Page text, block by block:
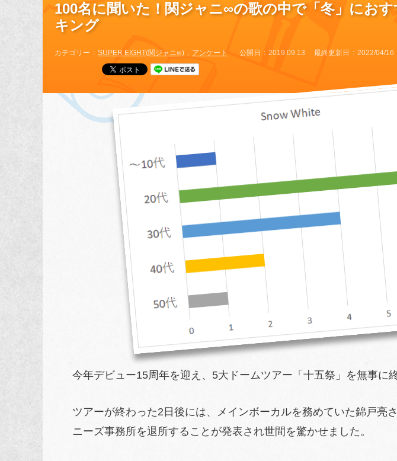
100名に聞いた！関ジャニ∞の歌の中で「冬」にお
キング
カテゴリー SUPER EIGHT(関ジャニ∞) アンケート 公開日 2019.09.13 最終更新日 2022/04/16
今年デビュー15周年を迎え、5大ドームツアー「十五祭」を無事に
ツアーが終わった2日後には、メインボーカルを務めていた錦戸亮
ニーズ事務所を退所することが発表され世間を驚かせました。